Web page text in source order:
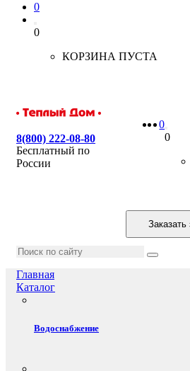
0
0
КОРЗИНА ПУСТА
8(800) 222-08-80
Бесплатный по
России
0
0
Заказать
Главная
Каталог
Водоснабжение